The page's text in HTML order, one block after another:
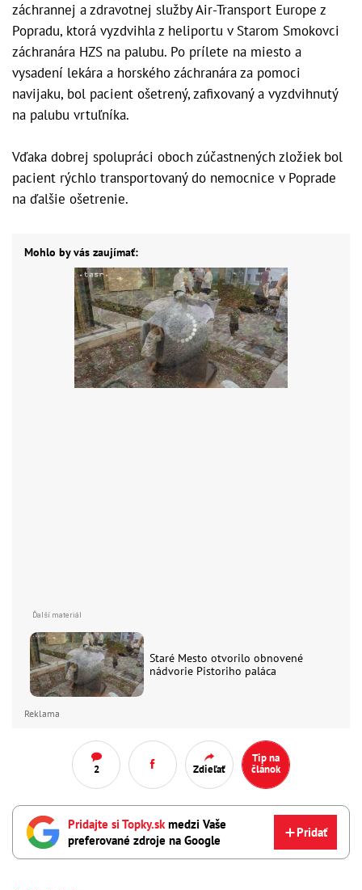
záchrannej a zdravotnej služby Air-Transport Europe z
Popradu, ktorá vyzdvihla z heliportu v Starom Smokovci
záchranára HZS na palubu. Po prílete na miesto a
vysadení lekára a horského záchranára za pomoci
navijaku, bol pacient ošetrený, zafixovaný a vyzdvihnutý
na palubu vrtuľníka.
Vďaka dobrej spolupráci oboch zúčastnených zložiek bol
pacient rýchlo transportovaný do nemocnice v Poprade
na ďalšie ošetrenie.
Mohlo by vás zaujímať:
Staré Mesto otvorilo obnovené
nádvorie Pistoriho paláca
Reklama
2 Zdieľať
Tip na
článok
Pridajte si Topky.sk medzi Vaše
preferované zdroje na Google
Pridať